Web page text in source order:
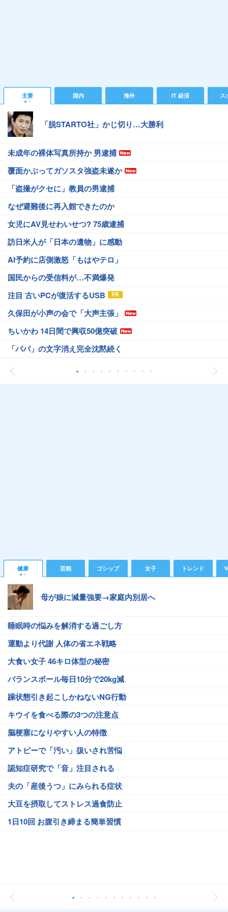
主要 国内 海外 IT 経済 ス
「脱STARTO社」かじ切り…大勝利
未成年の裸体写真所持か 男逮捕
覆面かぶってガソスタ強盗未遂か
「盗撮がクセに」教員の男逮捕
なぜ避難後に再入館できたのか
女児にAV見せわいせつ? 75歳逮捕
訪日米人が「日本の遺物」に感動
AI予約に店側激怒「もはやテロ」
国民からの受信料が…不満爆発
注目 古いPCが復活するUSB
久保田が小声の会で「大声主張」
ちいかわ 14日間で興収50億突破
「パパ」の文字消え完全沈黙続く
健康 芸能 ゴシップ 女子 トレンド
母が娘に減量強要→家庭内別居へ
睡眠時の悩みを解消する過ごし方
運動より代謝 人体の省エネ戦略
大食い女子 46キロ体型の秘密
バランスボール毎日10分で20kg減
躁状態引き起こしかねないNG行動
キウイを食べる際の3つの注意点
脳梗塞になりやすい人の特徴
アトピーで「汚い」扱いされ苦悩
認知症研究で「音」注目される
夫の「産後うつ」にみられる症状
大豆を摂取してストレス過食防止
1日10回 お腹引き締まる簡単習慣